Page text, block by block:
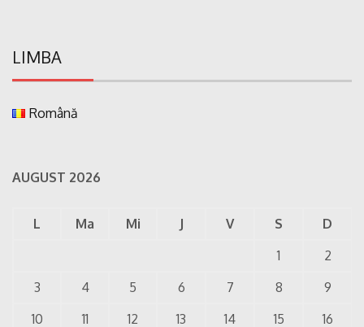
LIMBA
Română
AUGUST 2026
L Ma Mi J V S
D
1
2
3
4 5 6 7 8
9
10
11 12 13 14 15 16